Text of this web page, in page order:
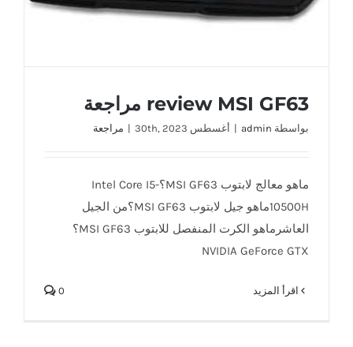
review MSI GF63 مراجعة
بواسطة admin
| أغسطس 30th, 2023 | مراجعة
ماهو معالج لابتوب MSI GF63؟Intel Core I5-
10500Hماهو جيل لابتوب MSI GF63؟من الجيل
العاشرماهو الكرت المنفصل للابتوب MSI GF63؟
NVIDIA GeForce GTX
0